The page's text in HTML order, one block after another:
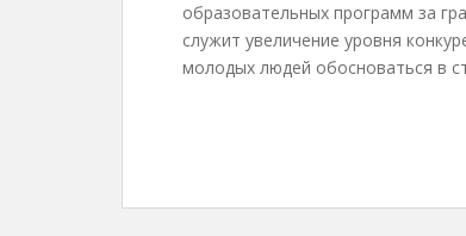
образовательных программ за
служит увеличение уровня
молодых людей обосноваться в